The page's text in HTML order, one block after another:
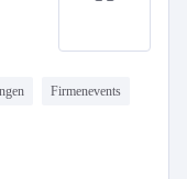
Firmenevents